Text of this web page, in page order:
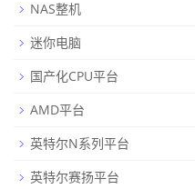
NAS整机
迷你电脑
国产化CPU平台
AMD平台
英特尔N系列平台
英特尔赛扬平台